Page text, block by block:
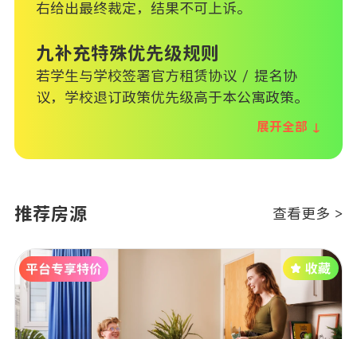
右给出最终裁定，结果不可上诉。
九补充特殊优先级规则
若学生与学校签署官方租赁协议 / 提名协
议，学校退订政策优先级高于本公寓政策。
展开全部 ↓
推荐房源 查看更多 >